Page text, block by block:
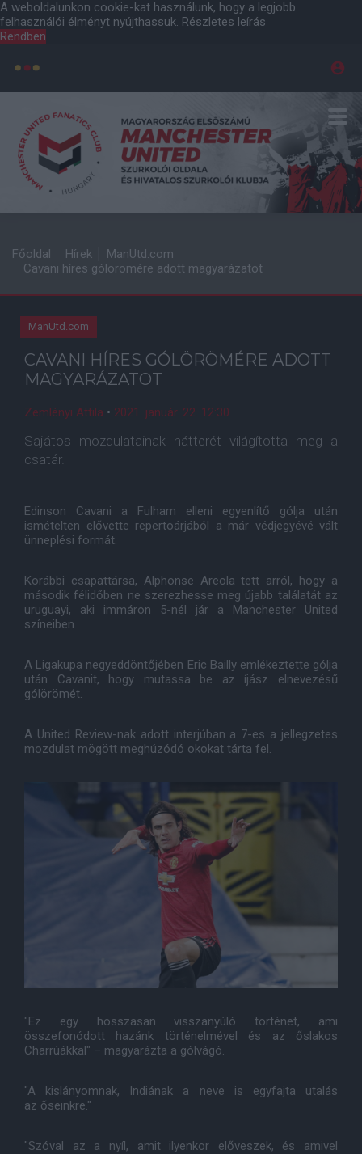
A weboldalunkon cookie-kat használunk, hogy a legjobb
felhasználói élményt nyújthassuk. Részletes leírás
Rendben
Főoldal Hírek
ManUtd.com
Cavani híres gólörömére adott magyarázatot
ManUtd.com
CAVANI HÍRES GÓLÖRÖMÉRE ADOTT
MAGYARÁZATOT
Zemlényi Attila • 2021. január. 22. 12:30
Sajátos mozdulatainak hátterét világította meg a
csatár.
Edinson Cavani a Fulham elleni egyenlítő gólja után
ismételten elővette repertoárjából a már védjegyévé vált
ünneplési formát.
Korábbi csapattársa, Alphonse Areola tett arról, hogy a
második félidőben ne szerezhesse meg újabb találatát az
uruguayi, aki immáron 5-nél jár a Manchester United
színeiben.
A Ligakupa negyeddöntőjében Eric Bailly emlékeztette gólja
után Cavanit, hogy mutassa be az íjász elnevezésű
gólörömét.
A United Review-nak adott interjúban a 7-es a jellegzetes
mozdulat mögött meghúzódó okokat tárta fel.
"Ez egy hosszasan visszanyúló történet, ami
összefonódott hazánk történelmével és az őslakos
Charrúákkal" – magyarázta a gólvágó.
"A kislányomnak, Indiának a neve is egyfajta utalás
az őseinkre."
"Szóval az a nyíl, amit ilyenkor előveszek, és amivel